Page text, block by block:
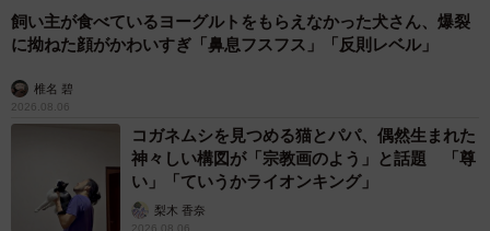
飼い主が食べているヨーグルトをもらえなかった犬さん、爆裂
に拗ねた顔がかわいすぎ「鼻息フスフス」「反則レベル」
椎名 碧
2026.08.06
コガネムシを見つめる猫とパパ、偶然生まれた
神々しい構図が「宗教画のよう」と話題 「尊
い」「ていうかライオンキング」
梨木 香奈
2026.08.06